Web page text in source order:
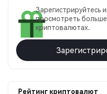
Зарегистрируйтесь
просмотреть
криптовалютах.
Рейтинг криптовалют